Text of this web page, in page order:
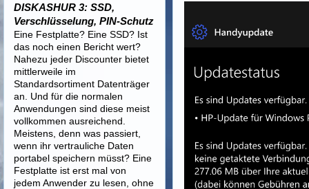
DISKASHUR 3: SSD,
Verschlüsselung, PIN-Schutz
Eine Festplatte? Eine SSD? Ist
das noch einen Bericht wert?
Nahezu jeder Discounter bietet
mittlerweile im
Standardsortiment Datenträger
an. Und für die normalen
Anwendungen sind diese meist
vollkommen ausreichend.
Meistens, denn was passiert,
wenn ihr vertrauliche Daten
portabel speichern müsst? Eine
Festplatte ist erst mal von
jedem Anwender zu lesen, ohne